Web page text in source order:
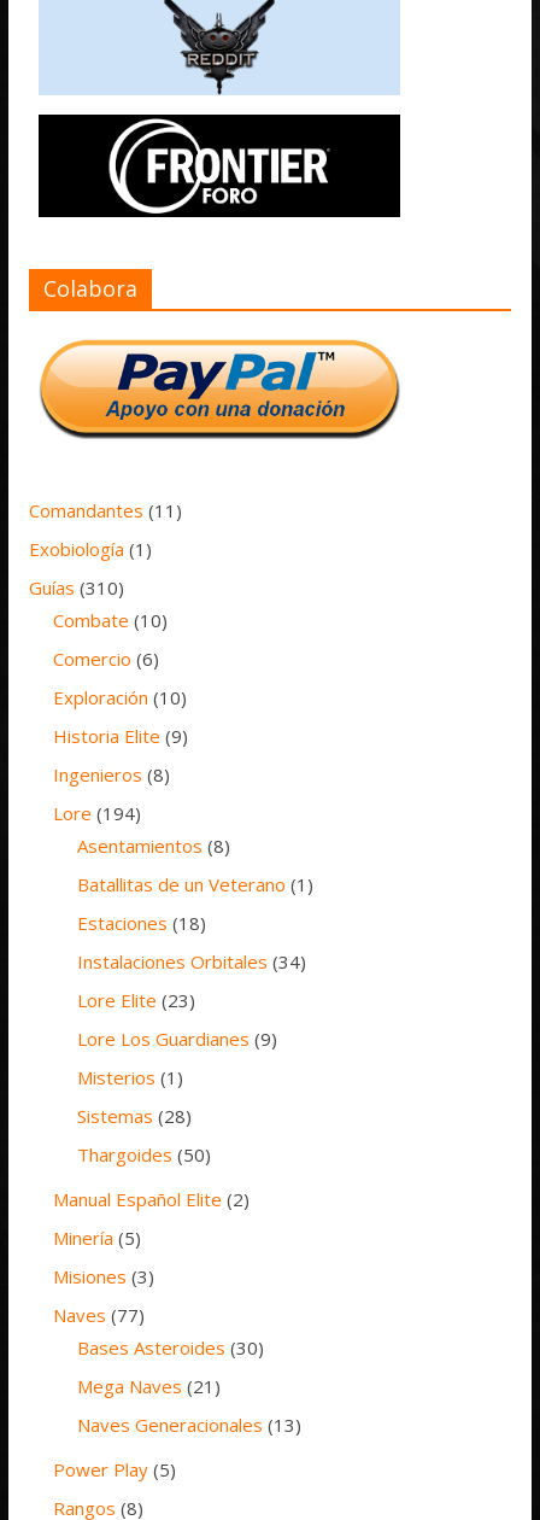
Colabora
Comandantes (11)
Exobiología (1)
Guías (310)
Combate (10)
Comercio (6)
Exploración (10)
Historia Elite (9)
Ingenieros (8)
Lore (194)
Asentamientos (8)
Batallitas de un Veterano (1)
Estaciones (18)
Instalaciones Orbitales (34)
Lore Elite (23)
Lore Los Guardianes (9)
Misterios (1)
Sistemas (28)
Thargoides (50)
Manual Español Elite (2)
Minería (5)
Misiones (3)
Naves (77)
Bases Asteroides (30)
Mega Naves (21)
Naves Generacionales (13)
Power Play (5)
Rangos (8)